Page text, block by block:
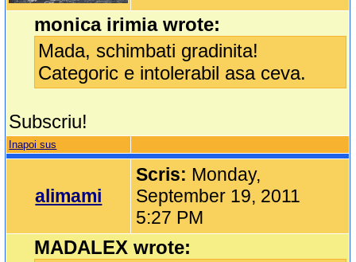
monica irimia wrote:
Mada, schimbati gradinita!
Categoric e intolerabil asa ceva.
Subscriu!
Inapoi sus
alimami
Scris: Monday,
September 19, 2011
5:27 PM
MADALEX wrote: